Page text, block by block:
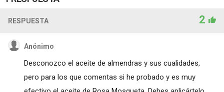
RESPUESTA 2
Anónimo
Desconozco el aceite de almendras y sus cualidades,
pero para los que comentas si he probado y es muy